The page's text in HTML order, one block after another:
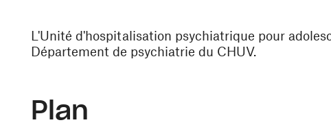
L'Unité d'hospitalisation psychiatrique pour
Département de psychiatrie du CHUV.
Plan